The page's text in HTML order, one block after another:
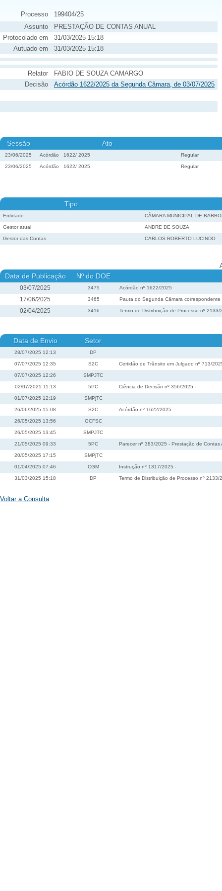
Processo
199404/25
Assunto
PRESTAÇÃO DE CONTAS ANUAL
Protocolado em
31/03/2025 15:18
Autuado em
31/03/2025 15:18
Relator
FABIO DE SOUZA CAMARGO
Decisão
Acórdão 1622/2025 da Segunda Câmara, de 03/07/2025
Sessão Ato
23/06/2025 Acórdão 1622/ 2025 Regular
23/06/2025 Acórdão 1622/ 2025 Regular
Tipo
Entidade CÂMARA MUNICIPAL DE
Gestor atual ANDRE DE SOUZA
Gestor das Contas CARLOS ROBERTO LUCINDO
Data de Publicação Nº do DOE
03/07/2025 3475 Acórdão nº 1622/2025
17/06/2025 3465 Pauta do Segunda Câmara
02/04/2025 3416 Termo de Distribuição de Processo nº 2133/
Data de Envio Setor
28/07/2025 12:13 DP
07/07/2025 12:35 S2C Certidão de Trânsito em Julgado nº 713/
07/07/2025 12:26 SMPJTC
02/07/2025 11:13 5PC Ciência de Decisão nº 356/2025 -
01/07/2025 12:19 SMPjTC
26/06/2025 15:08 S2C Acórdão nº 1622/2025 -
26/05/2025 13:56 GCFSC
26/05/2025 13:45 SMPJTC
21/05/2025 09:33 5PC Parecer nº 383/2025 - Prestação de
20/05/2025 17:15 SMPjTC
01/04/2025 07:46 CGM Instrução nº 1317/2025 -
31/03/2025 15:18 DP Termo de Distribuição de Processo nº 2133/
Voltar a Consulta